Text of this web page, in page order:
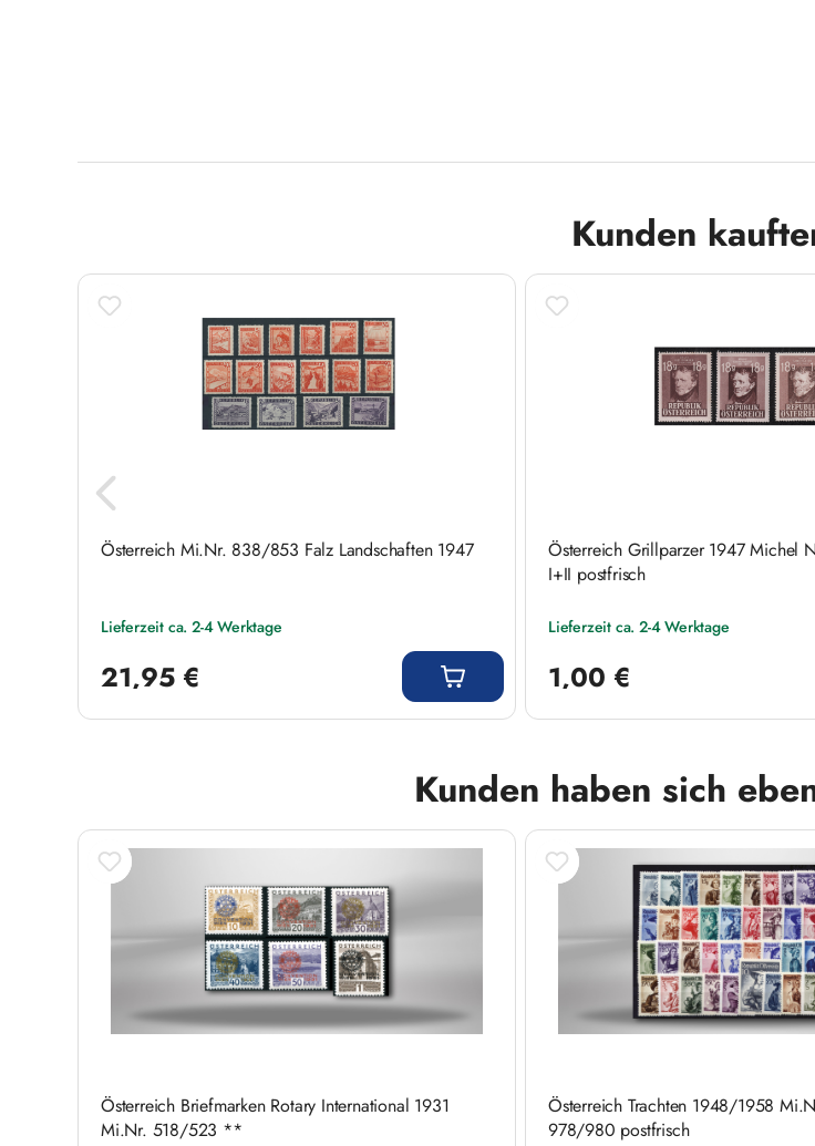
Kunden
Österreich Mi.Nr. 838/853 Falz Landschaften 1947
Lieferzeit ca. 2-4 Werktage
21,95 €
Österreich Grillparzer 1947
I+II postfrisch
Lieferzeit ca. 2-4 Werktage
1,00 €
Kunden haben sich
Österreich Briefmarken Rotary International 1931
Mi.Nr. 518/523 **
Österreich Trachten 1948/1958
978/980 postfrisch